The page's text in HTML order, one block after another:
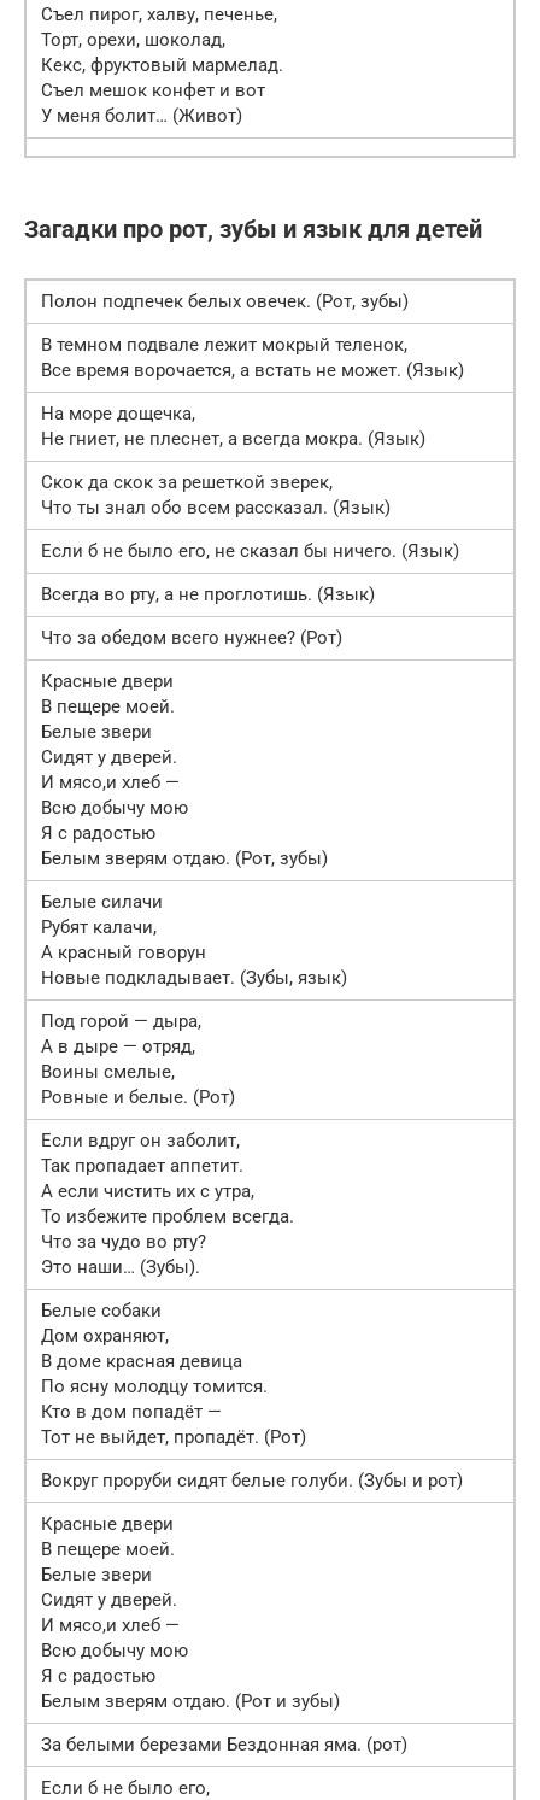
Съел пирог, халву, печенье,
Торт, орехи, шоколад,
Кекс, фруктовый мармелад.
Съел мешок конфет и вот
У меня болит… (Живот)
Загадки про рот, зубы и язык для детей
Полон подпечек белых овечек. (Рот, зубы)
В темном подвале лежит мокрый теленок,
Все время ворочается, а встать не может. (Язык)
На море дощечка,
Не гниет, не плеснет, а всегда мокра. (Язык)
Скок да скок за решеткой зверек,
Что ты знал обо всем рассказал. (Язык)
Если б не было его, не сказал бы ничего. (Язык)
Всегда во рту, а не проглотишь. (Язык)
Что за обедом всего нужнее? (Рот)
Красные двери
В пещере моей.
Белые звери
Сидят у дверей.
И мясо,и хлеб —
Всю добычу мою
Я с радостью
Белым зверям отдаю. (Рот, зубы)
Белые силачи
Рубят калачи,
А красный говорун
Новые подкладывает. (Зубы, язык)
Под горой — дыра,
А в дыре — отряд,
Воины смелые,
Ровные и белые. (Рот)
Если вдруг он заболит,
Так пропадает аппетит.
А если чистить их с утра,
То избежите проблем всегда.
Что за чудо во рту?
Это наши… (Зубы).
Белые собаки
Дом охраняют,
В доме красная девица
По ясну молодцу томится.
Кто в дом попадёт —
Тот не выйдет, пропадёт. (Рот)
Вокруг проруби сидят белые голуби. (Зубы и рот)
Красные двери
В пещере моей.
Белые звери
Сидят у дверей.
И мясо,и хлеб —
Всю добычу мою
Я с радостью
Белым зверям отдаю. (Рот и зубы)
За белыми березами Бездонная яма. (рот)
Если б не было его,